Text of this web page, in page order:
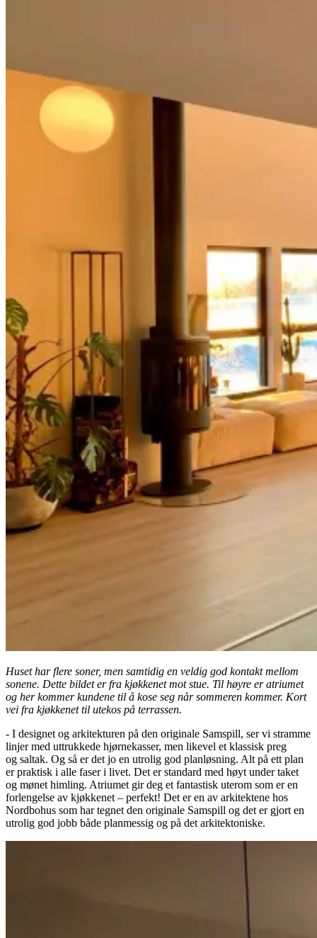
Huset har flere soner, men samtidig en veldig god kontakt mellom
sonene. Dette bildet er fra kjøkkenet mot stue. Til høyre er atriumet
og her kommer kundene til å kose seg når sommeren kommer. Kort
vei fra kjøkkenet til utekos på terrassen.
- I designet og arkitekturen på den originale Samspill, ser vi stramme
linjer med uttrukkede hjørnekasser, men likevel et klassisk preg
og saltak. Og så er det jo en utrolig god planløsning. Alt på ett plan
er praktisk i alle faser i livet. Det er standard med høyt under taket
og mønet himling. Atriumet gir deg et fantastisk uterom som er en
forlengelse av kjøkkenet – perfekt! Det er en av arkitektene hos
Nordbohus som har tegnet den originale Samspill og det er gjort en
utrolig god jobb både planmessig og på det arkitektoniske.